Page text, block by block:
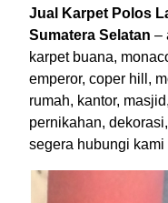
Jual Karpet Polos
Sumatera Selatan –
karpet buana,
emperor, coper hill,
rumah, kantor,
pernikahan,
segera hubungi